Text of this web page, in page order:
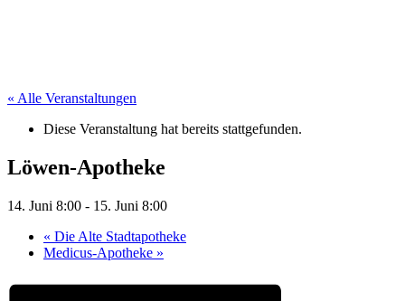
« Alle Veranstaltungen
Diese Veranstaltung hat bereits stattgefunden.
Löwen-Apotheke
14. Juni 8:00 - 15. Juni 8:00
« Die Alte Stadtapotheke
Medicus-Apotheke »